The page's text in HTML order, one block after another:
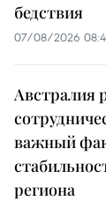
бедствия
07/08/2026
Австралия
важный
региона